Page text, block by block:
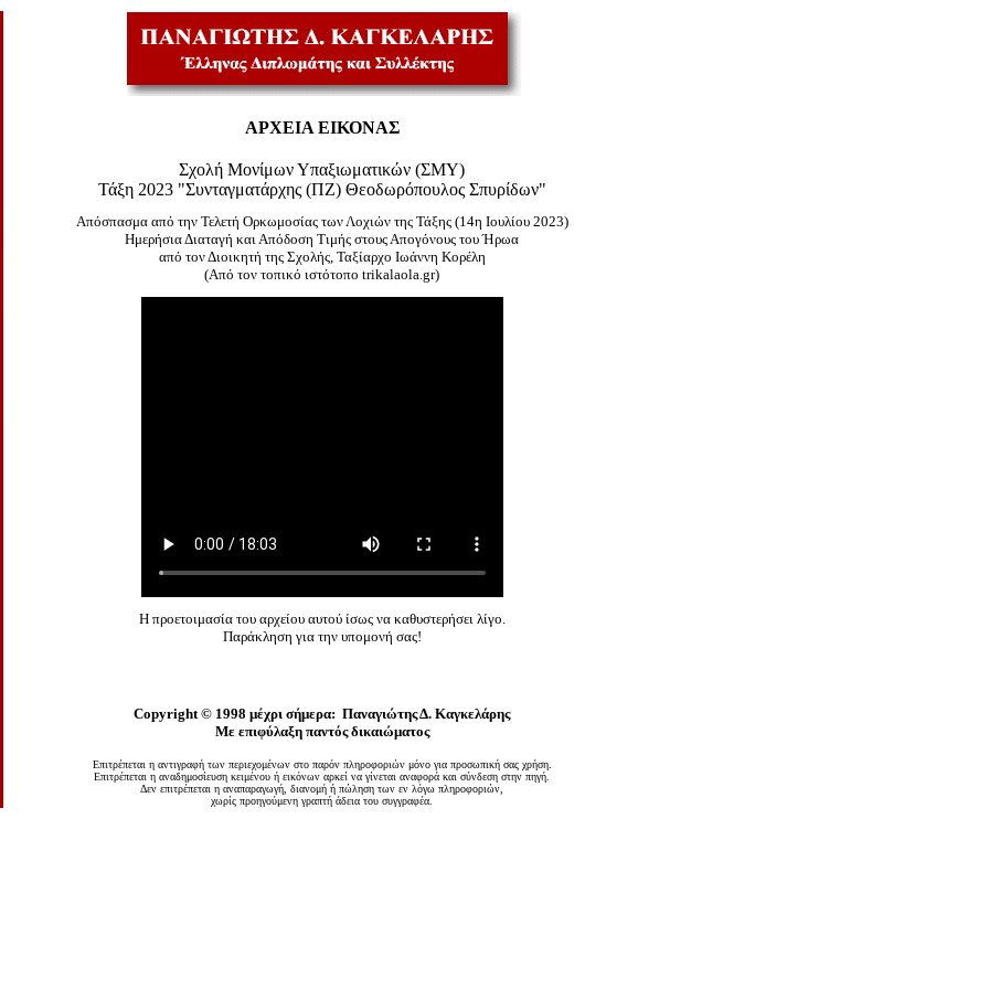
ΑΡΧΕΙΑ ΕΙΚΟΝΑΣ
Σχολή Μονίμων Υπαξιωματικών (ΣΜΥ)
Τάξη 2023 "Συνταγματάρχης (ΠΖ) Θεοδωρόπουλος Σπυρίδων"
Απόσπασμα από τηνΤελετή Ορκωμοσίας των Λοχιών της Τάξης(14η Ιουλίου 2023)
Ημερήσια Διαταγή και Απόδοση Τιμής στους Απογόνους του Ήρωα
από τον Διοικητή της Σχολής, Ταξίαρχο Ιωάννη Κορέλη
(Από τον τοπικό ιστότοπο trikalaola.gr)
Η προετοιμασία του αρχείου αυτού ίσως να καθυστερήσει λίγο.
Παράκληση για την υπομονή σας!
Copyright © 1998 μέχρι σήμερα: Παναγιώτης Δ. Καγκελάρης
Με επιφύλαξη παντός δικαιώματος
Επιτρέπεται η αντιγραφή των περιεχομένων στο παρόν πληροφοριών μόνο για προσωπική σας χρήση.
Επιτρέπεται η αναδημοσίευση κειμένου ή εικόνων αρκεί να γίνεται αναφορά και σύνδεση στην πηγή.
Δεν επιτρέπεται η αναπαραγωγή, διανομή ή πώληση των εν λόγω πληροφοριών,
χωρίς προηγούμενη γραπτή άδεια του συγγραφέα.